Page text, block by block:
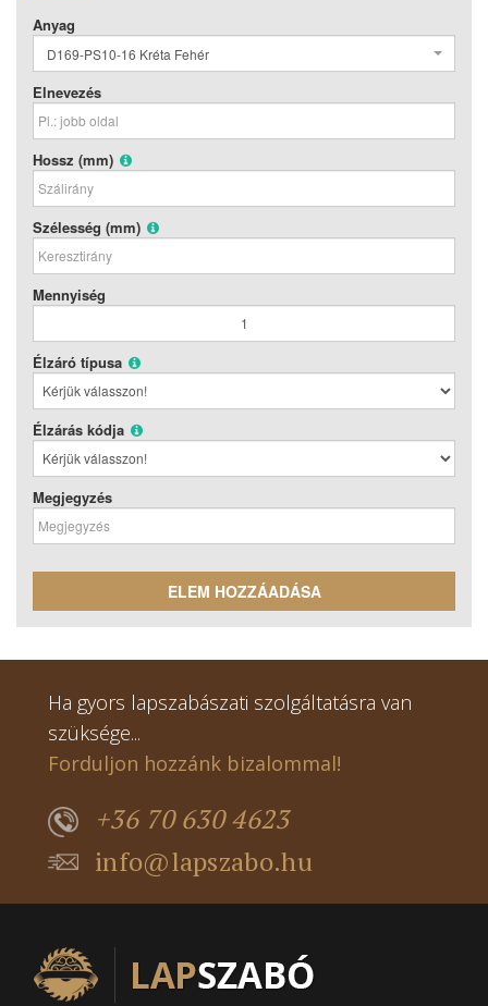
Anyag
D169-PS10-16 Kréta Fehér
Elnevezés
Hossz (mm)
Szélesség (mm)
Mennyiség
Élzáró típusa
Élzárás kódja
Megjegyzés
ELEM HOZZÁADÁSA
Ha gyors lapszabászati szolgáltatásra van
szüksége...
Forduljon hozzánk bizalommal!
+36 70 630 4623
info@lapszabo.hu